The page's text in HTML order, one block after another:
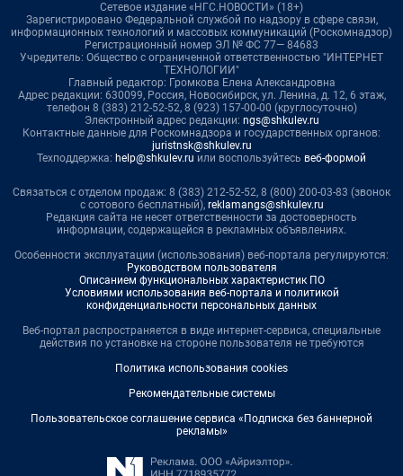
Сетевое издание «НГС.НОВОСТИ» (18+)
Зарегистрировано Федеральной службой по надзору в сфере связи,
информационных технологий и массовых коммуникаций (Роскомнадзор)
Регистрационный номер ЭЛ № ФС 77— 84683
Учредитель: Общество с ограниченной ответственностью "ИНТЕРНЕТ
ТЕХНОЛОГИИ"
Главный редактор: Громкова Елена Александровна
Адрес редакции: 630099, Россия, Новосибирск, ул. Ленина, д. 12, 6 этаж,
телефон 8 (383) 212-52-52, 8 (923) 157-00-00 (круглосуточно)
Электронный адрес редакции: ngs@shkulev.ru
Контактные данные для Роскомнадзора и государственных органов:
juristnsk@shkulev.ru
Техподдержка: help@shkulev.ru или воспользуйтесь веб-формой
Связаться с отделом продаж: 8 (383) 212-52-52, 8 (800) 200-03-83 (звонок
с сотового бесплатный), reklamangs@shkulev.ru
Редакция сайта не несет ответственности за достоверность
информации, содержащейся в рекламных объявлениях.
Особенности эксплуатации (использования) веб-портала регулируются:
Руководством пользователя
Описанием функциональных характеристик ПО
Условиями использования веб-портала и политикой
конфиденциальности персональных данных
Веб-портал распространяется в виде интернет-сервиса, специальные
действия по установке на стороне пользователя не требуются
Политика использования cookies
Рекомендательные системы
Пользовательское соглашение сервиса «Подписка без баннерной
рекламы»